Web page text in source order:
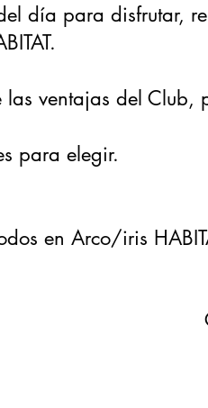
día para disfrutar,
las ventajas del
para elegir.
en Arco/iris